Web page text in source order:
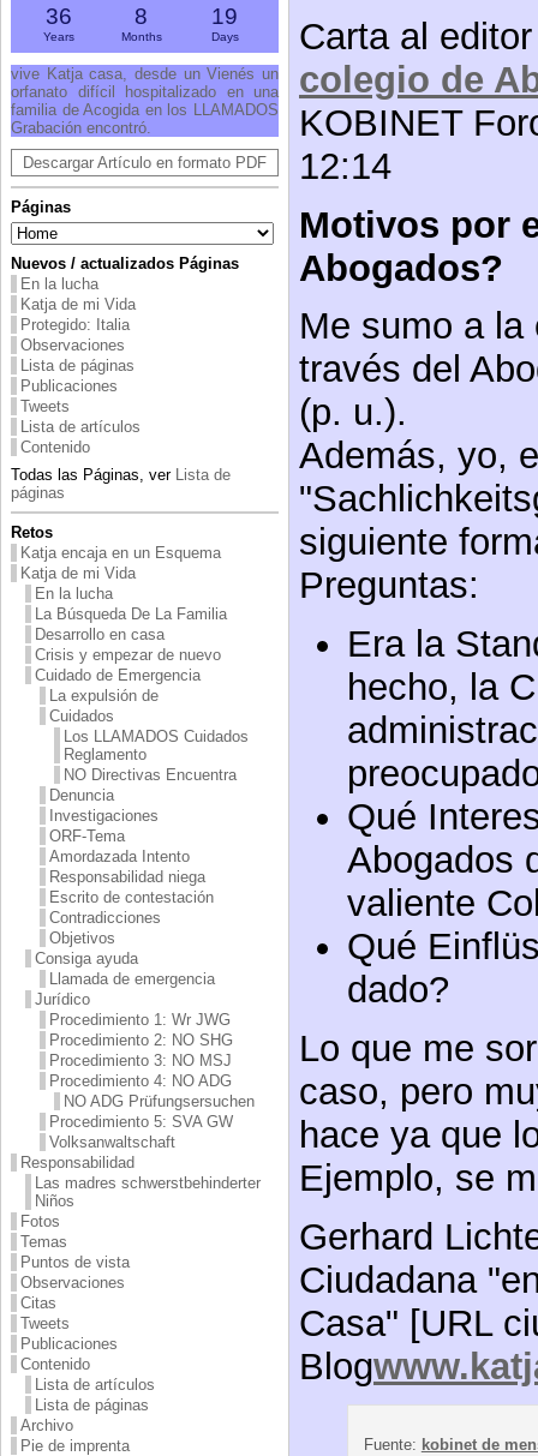
36
Years
8
Months
19
Days
vive Katja casa, desde un Vienés un
orfanato difícil hospitalizado en una
familia de Acogida en los LLAMADOS
Grabación encontró.
Descargar Artículo en formato PDF
Páginas
Nuevos / actualizados Páginas
En la lucha
Katja de mi Vida
Protegido: Italia
Observaciones
Lista de páginas
Publicaciones
Tweets
Lista de artículos
Contenido
Todas las Páginas, ver
Lista de
páginas
Retos
Katja encaja en un Esquema
Katja de mi Vida
En la lucha
La Búsqueda De La Familia
Desarrollo en casa
Crisis y empezar de nuevo
Cuidado de Emergencia
La expulsión de
Cuidados
Los LLAMADOS Cuidados
Reglamento
NO Directivas Encuentra
Denuncia
Investigaciones
ORF-Tema
Amordazada Intento
Responsabilidad niega
Escrito de contestación
Contradicciones
Objetivos
Consiga ayuda
Llamada de emergencia
Jurídico
Procedimiento 1: Wr JWG
Procedimiento 2: NO SHG
Procedimiento 3: NO MSJ
Procedimiento 4: NO ADG
NO ADG Prüfungsersuchen
Procedimiento 5: SVA GW
Volksanwaltschaft
Responsabilidad
Las madres schwerstbehinderter
Niños
Fotos
Temas
Puntos de vista
Observaciones
Citas
Tweets
Publicaciones
Contenido
Lista de artículos
Lista de páginas
Archivo
Pie de imprenta
Carta al
colegio de
KOBINET
12:14
Motivos por
Abogados?
Me sumo a la
través del
(p. u.).
Además, yo,
siguiente
Preguntas:
Era la
hecho, la
Qué
Abogados
valiente
Qué
dado?
Lo que me
caso, pero
hace ya que
Ejemplo, se
Gerhard
Ciudadana
Casa" [URL
Blog
Fuente: kobinet de